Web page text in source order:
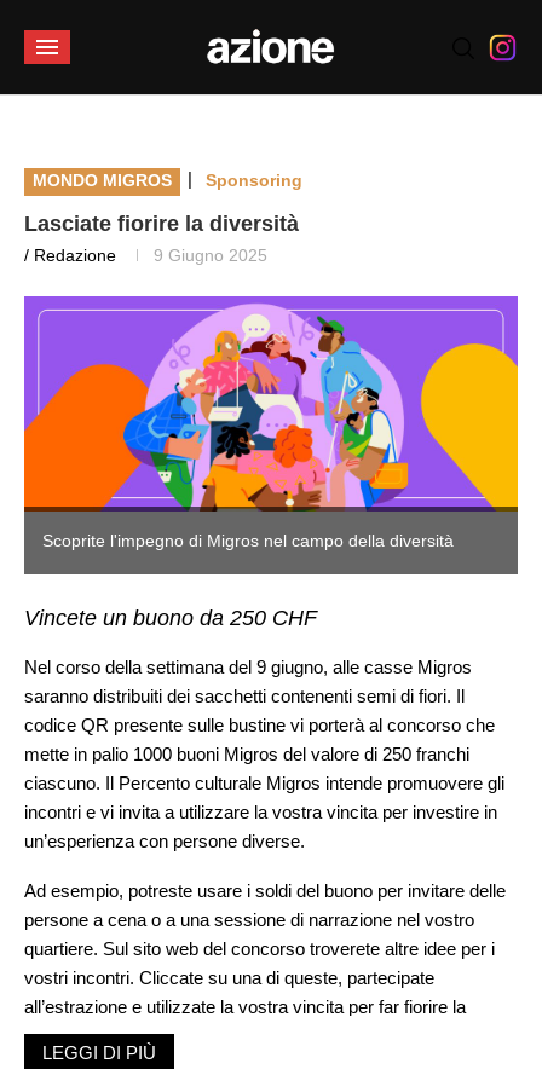
MONDO MIGROS | Sponsoring
Lasciate fiorire la diversità
/ Redazione 9 Giugno 2025
Scoprite l'impegno di Migros nel campo della diversità
Vincete un buono da 250 CHF
Nel corso della settimana del 9 giugno, alle casse Migros
saranno distribuiti dei sacchetti contenenti semi di fiori. Il
codice QR presente sulle bustine vi porterà al concorso che
mette in palio 1000 buoni Migros del valore di 250 franchi
ciascuno. Il Percento culturale Migros intende promuovere gli
incontri e vi invita a utilizzare la vostra vincita per investire in
un’esperienza con persone diverse.
Ad esempio, potreste usare i soldi del buono per invitare delle
persone a cena o a una sessione di narrazione nel vostro
quartiere. Sul sito web del concorso troverete altre idee per i
vostri incontri. Cliccate su una di queste, partecipate
all’estrazione e utilizzate la vostra vincita per far fiorire la
diversità, e non solo, nel vostro giardino.
LEGGI DI PIÙ